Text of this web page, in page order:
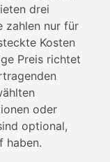
drei
zahlen nur für
Kosten
Preis richtet
oder
optional,
haben.